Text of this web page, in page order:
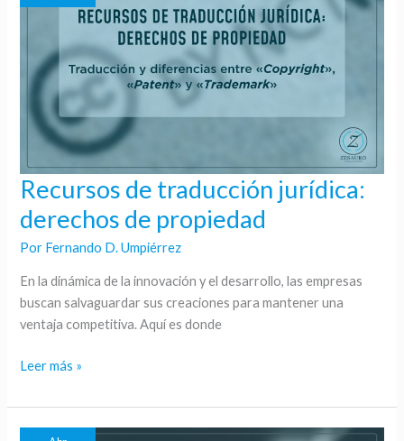
Recursos de traducción jurídica:
derechos de propiedad
Por Fernando D. Umpiérrez
En la dinámica de la innovación y el desarrollo, las empresas
buscan salvaguardar sus creaciones para mantener una
ventaja competitiva. Aquí es donde
Recursos
traducción
jurídica:
Leer más »